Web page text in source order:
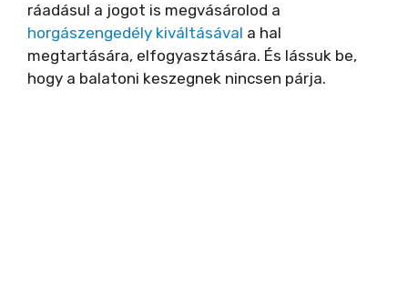
ráadásul a jogot is megvásárolod a
horgászengedély kiváltásával a hal
megtartására, elfogyasztására. És lássuk be,
hogy a balatoni keszegnek nincsen párja.